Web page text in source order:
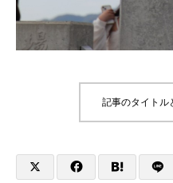
記事のタイトル